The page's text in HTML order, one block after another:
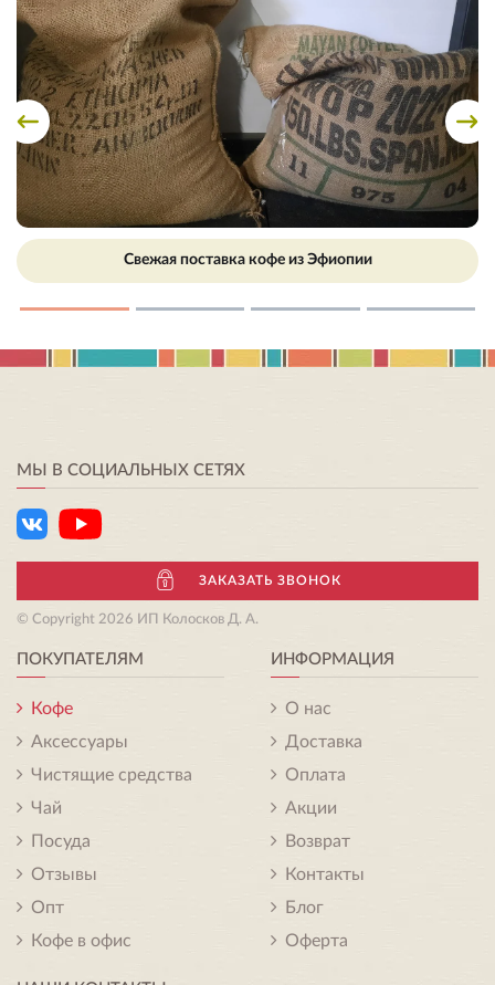
Свежая поставка кофе из Эфиопии
МЫ В СОЦИАЛЬНЫХ СЕТЯХ
ЗАКАЗАТЬ ЗВОНОК
© Copyright 2026 ИП Колосков Д. А.
ПОКУПАТЕЛЯМ
Кофе
Аксессуары
Чистящие средства
Чай
Посуда
Отзывы
Опт
Кофе в офис
ИНФОРМАЦИЯ
О нас
Доставка
Оплата
Акции
Возврат
Контакты
Блог
Оферта